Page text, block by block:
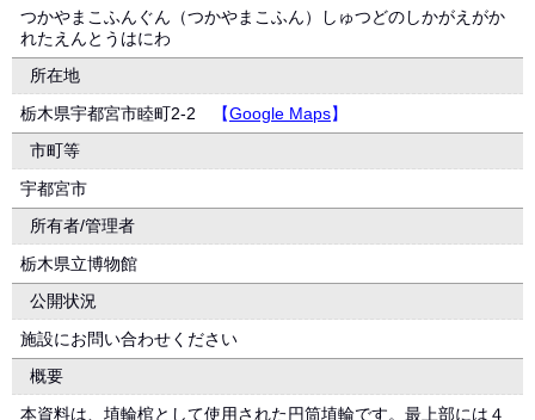
つかやまこふんぐん（つかやまこふん）しゅつどのしかがえがか
れたえんとうはにわ
所在地
栃木県宇都宮市睦町2-2
【Google Maps】
市町等
宇都宮市
所有者/管理者
栃木県立博物館
公開状況
施設にお問い合わせください
概要
本資料は、埴輪棺として使用された円筒埴輪です。最上部には４